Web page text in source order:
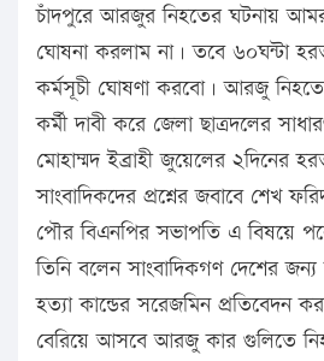
চাঁদপুরে আরজুর নিহতের ঘটনায়
ঘোষনা করলাম না। তবে ৬০ঘন্টা
কর্মসূচী ঘোষণা করবো। আরজু
কর্মী দাবী করে জেলা ছাত্রদলের
মোহাম্মদ ইব্রাহী জুয়েলের ২দিনের
সাংবাদিকদের প্রশ্নের জবাবে শেখ
পৌর বিএনপির সভাপতি এ বিষয়ে
তিনি বলেন সাংবাদিকগণ দেশের
হত্যা কান্ডের সরেজমিন প্রতিবেদন
বেরিয়ে আসবে আরজু কার গুলিতে